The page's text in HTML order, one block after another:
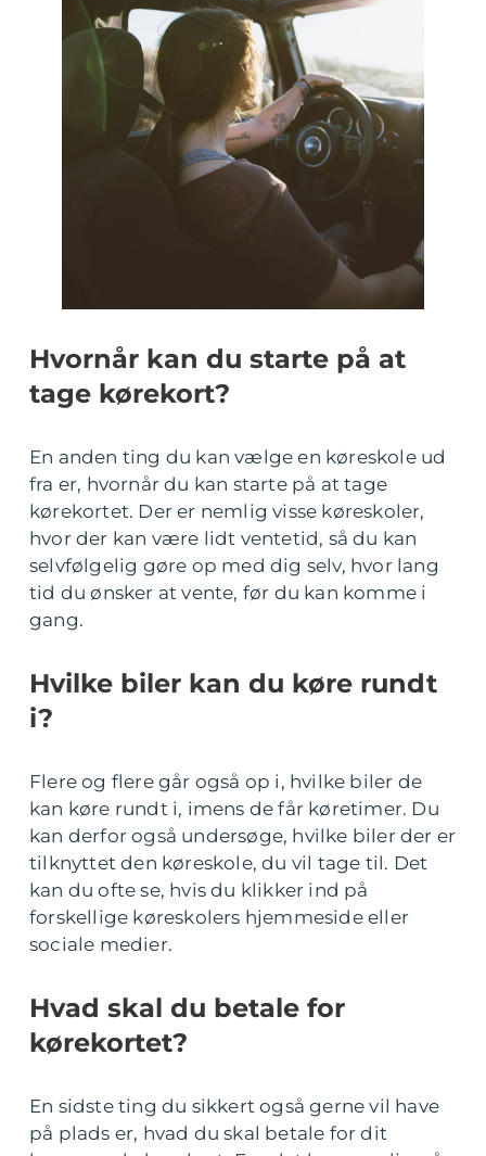
Hvornår kan du starte på at
tage kørekort?
En anden ting du kan vælge en køreskole ud
fra er, hvornår du kan starte på at tage
kørekortet. Der er nemlig visse køreskoler,
hvor der kan være lidt ventetid, så du kan
selvfølgelig gøre op med dig selv, hvor lang
tid du ønsker at vente, før du kan komme i
gang.
Hvilke biler kan du køre rundt
i?
Flere og flere går også op i, hvilke biler de
kan køre rundt i, imens de får køretimer. Du
kan derfor også undersøge, hvilke biler der er
tilknyttet den køreskole, du vil tage til. Det
kan du ofte se, hvis du klikker ind på
forskellige køreskolers hjemmeside eller
sociale medier.
Hvad skal du betale for
kørekortet?
En sidste ting du sikkert også gerne vil have
på plads er, hvad du skal betale for dit